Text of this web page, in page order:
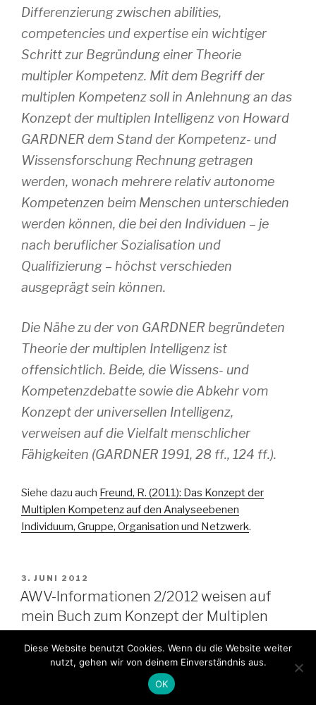
Differenzierung zwischen abilities,
competencies und expertise ein wichtiger
Schritt zur Begründung einer Theorie
multipler Kompetenz. Mit dem Begriff der
multiplen Kompetenz soll in Anlehnung an das
Konzept der multiplen Intelligenz von Howard
GARDNER dem Stand der Kompetenz- und
Wissensforschung Rechnung getragen
werden, wonach mehrere relativ autonome
Kompetenzen beim Menschen unterschieden
werden können, die bei den Individuen – je
nach beruflicher Sozialisation und
Qualifizierung – höchst verschieden
ausgeprägt sein können.
Die Nähe zu der von GARDNER begründeten
Theorie der multiplen Intelligenz ist
offensichtlich. Beide, die Wissens- und
Kompetenzdebatte sowie die Abkehr vom
Konzept der universellen Intelligenz,
verweisen auf die Vielfalt menschlicher
Fähigkeiten (GARDNER 1991, 28 ff., 124 ff.).
Siehe dazu auch Freund, R. (2011): Das Konzept der
Multiplen Kompetenz auf den Analyseebenen
Individuum, Gruppe, Organisation und Netzwerk.
VERÖFFENTLICHT
AM
3. JUNI 2012
AWV-Informationen 2/2012 weisen auf
mein Buch zum Konzept der Multiplen
Kompetenz hin
Diese Website benutzt Cookies. Wenn du die Website weiter
nutzt, gehen wir von deinem Einverständnis aus.
OK